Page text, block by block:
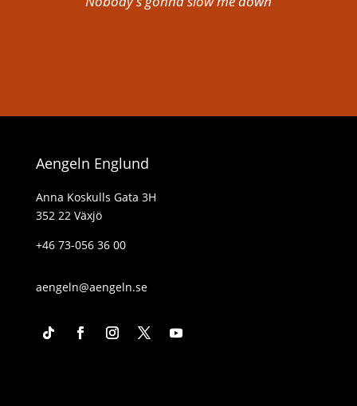
Aengeln Englund
Anna Koskulls Gata 3H
352 22 Växjö
+46 73-056 36 00
aengeln@aengeln.se